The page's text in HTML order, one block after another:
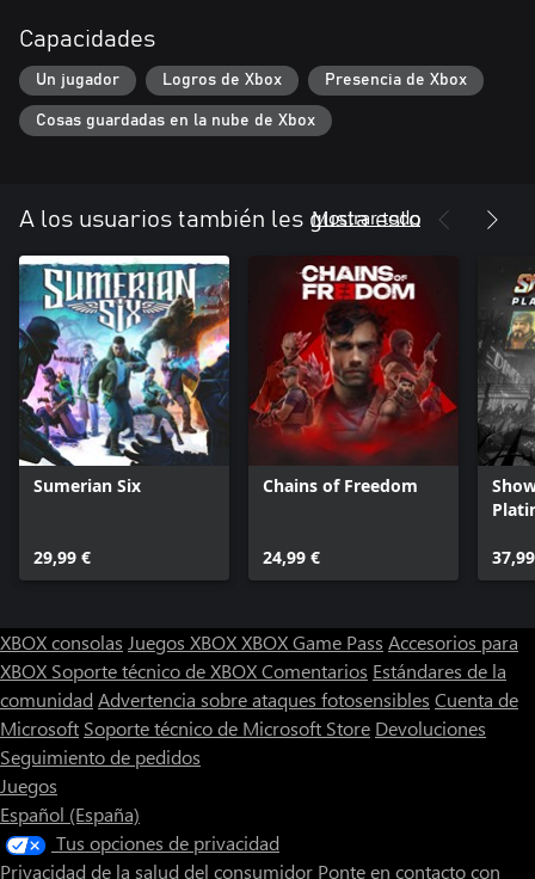
Capacidades
Un jugador Logros de Xbox Presencia de Xbox
Cosas guardadas en la nube de Xbox
A los usuarios también les gusta esto
Mostrar todo
Sumerian Six
29,99 €
Chains of Freedom
24,99 €
XBOX consolas Juegos XBOXXBOX Game Pass Accesorios para
XBOX Soporte técnico de XBOXComentarios Estándares de la
comunidad Advertencia sobre ataques fotosensibles Cuenta de
Microsoft Soporte técnico de Microsoft Store Devoluciones
Seguimiento de pedidos
Juegos
Español (España)
Tus opciones de privacidad
Privacidad de la salud del consumidor Ponte en contacto con